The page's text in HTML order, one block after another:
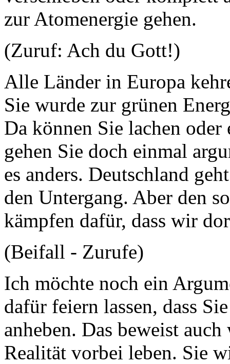
zur Atomenergie gehen.
(Zuruf: Ach du Gott!)
Alle Länder in Europa
Sie wurde zur grünen
Da können Sie lachen
gehen Sie doch einmal
es anders. Deutschland
den Untergang. Aber den
kämpfen dafür, dass wir
(Beifall - Zurufe)
Ich möchte noch ein
dafür feiern lassen, dass
anheben. Das beweist
Realität vorbei leben. Sie